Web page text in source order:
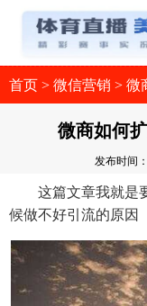
首页 > 微信营销 > 微
微商如何
发布时间
这篇文章我就是要
候做不好引流的原因